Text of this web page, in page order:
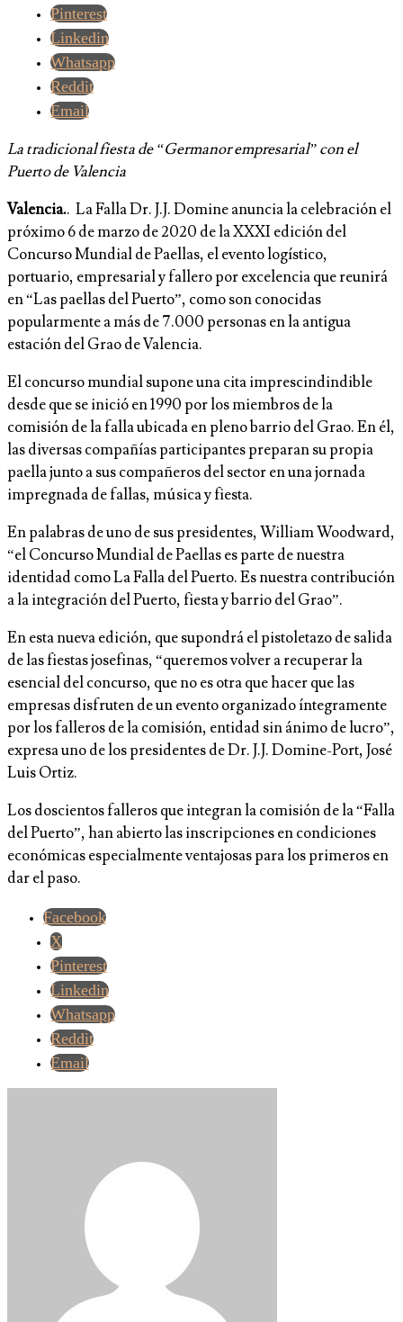
Pinterest
Linkedin
Whatsapp
Reddit
Email
La tradicional fiesta de “Germanor empresarial” con el
Puerto de Valencia
Valencia.. La Falla Dr. J.J. Domine anuncia la celebración el
próximo 6 de marzo de 2020 de la XXXI edición del
Concurso Mundial de Paellas, el evento logístico,
portuario, empresarial y fallero por excelencia que reunirá
en “Las paellas del Puerto”, como son conocidas
popularmente a más de 7.000 personas en la antigua
estación del Grao de Valencia.
El concurso mundial supone una cita imprescindindible
desde que se inició en 1990 por los miembros de la
comisión de la falla ubicada en pleno barrio del Grao. En él,
las diversas compañías participantes preparan su propia
paella junto a sus compañeros del sector en una jornada
impregnada de fallas, música y fiesta.
En palabras de uno de sus presidentes, William Woodward,
“el Concurso Mundial de Paellas es parte de nuestra
identidad como La Falla del Puerto. Es nuestra contribución
a la integración del Puerto, fiesta y barrio del Grao”.
En esta nueva edición, que supondrá el pistoletazo de salida
de las fiestas josefinas, “queremos volver a recuperar la
esencial del concurso, que no es otra que hacer que las
empresas disfruten de un evento organizado íntegramente
por los falleros de la comisión, entidad sin ánimo de lucro”,
expresa uno de los presidentes de Dr. J.J. Domine-Port, José
Luis Ortiz.
Los doscientos falleros que integran la comisión de la “Falla
del Puerto”, han abierto las inscripciones en condiciones
económicas especialmente ventajosas para los primeros en
dar el paso.
Facebook
X
Pinterest
Linkedin
Whatsapp
Reddit
Email